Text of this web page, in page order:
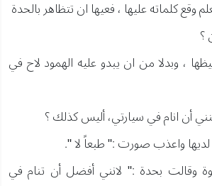
وقع كلماته عليها ، فعيها ان تتظاهر بالحدة
؟
، وبدلا من ان يبدو عليه الهمود لاح في
أن انام في سيارتي، أليس كذلك ؟
واعذب صورت :" طبعاً لا ".
وقالت بحدة :" لانني أفضل أن تنام في